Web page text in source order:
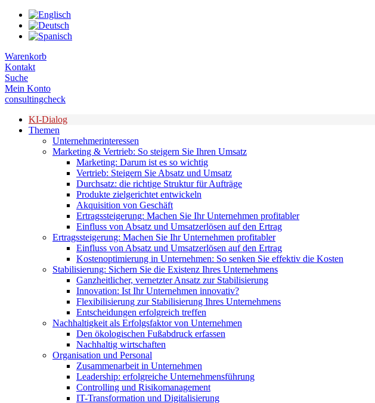
Zum
Inhalt
springen
Warenkorb
Kontakt
Suche
Mein Konto
consultingcheck
KI-Dialog
Themen
Unternehmerinteressen
Marketing & Vertrieb: So steigern Sie Ihren Umsatz
Marketing: Darum ist es so wichtig
Vertrieb: Steigern Sie Absatz und Umsatz
Durchsatz: die richtige Struktur für Aufträge
Produkte zielgerichtet entwickeln
Akquisition von Geschäft
Ertragssteigerung: Machen Sie Ihr Unternehmen profitabler
Einfluss von Absatz und Umsatzerlösen auf den Ertrag
Ertragssteigerung: Machen Sie Ihr Unternehmen profitabler
Einfluss von Absatz und Umsatzerlösen auf den Ertrag
Kostenoptimierung in Unternehmen: So senken Sie effektiv die Kosten
Stabilisierung: Sichern Sie die Existenz Ihres Unternehmens
Ganzheitlicher, vernetzter Ansatz zur Stabilisierung
Innovation: Ist Ihr Unternehmen innovativ?
Flexibilisierung zur Stabilisierung Ihres Unternehmens
Entscheidungen erfolgreich treffen
Nachhaltigkeit als Erfolgsfaktor von Unternehmen
Den ökologischen Fußabdruck erfassen
Nachhaltig wirtschaften
Organisation und Personal
Zusammenarbeit in Unternehmen
Leadership: erfolgreiche Unternehmensführung
Controlling und Risikomanagement
IT-Transformation und Digitalisierung